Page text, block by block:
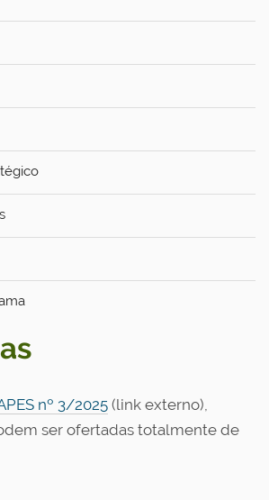
nº 3/2025(link externo),
ser ofertadas totalmente de